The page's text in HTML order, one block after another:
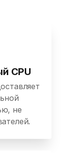
CPU
не